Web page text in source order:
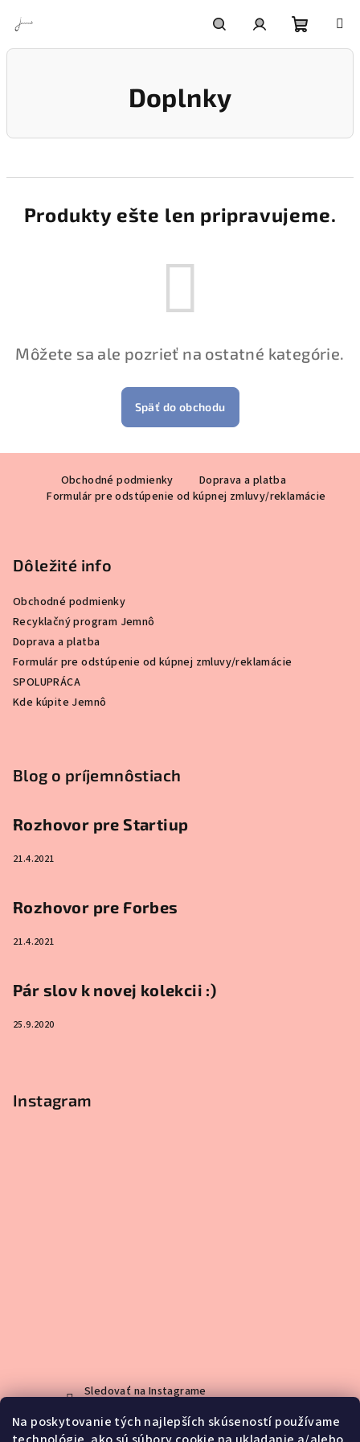
Na poskytovanie tých najlepších skúseností používame
HľadaťPrihlásenie
Doplnky
Produkty ešte len pripravujeme.
Môžete sa ale pozrieť na ostatné kategórie.
Späť do obchodu
Obchodné podmienky
Doprava a platba
Formulár pre odstúpenie od kúpnej zmluvy/reklamácie
Dôležité info
Obchodné podmienky
Recyklačný program Jemnô
Doprava a platba
Formulár pre odstúpenie od kúpnej zmluvy/reklamácie
SPOLUPRÁCA
Kde kúpite Jemnô
Blog o príjemnôstiach
Rozhovor pre Startiup
21.4.2021
Rozhovor pre Forbes
21.4.2021
Pár slov k novej kolekcii :)
25.9.2020
Instagram
Sledovať na Instagrame